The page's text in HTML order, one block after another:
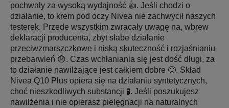
pochwały za wysoką wydajność 👍. Jeśli chodzi o
działanie, to krem pod oczy Nivea nie zachwycił naszych
testerek. Przede wszystkim zwracały uwagę na, wbrew
deklaracji producenta, zbyt słabe działanie
przeciwzmarszczkowe i niską skuteczność i rozjaśnianiu
przebarwień 😞. Czas wchłaniania się jest dość długi, za
to działanie nawilżające jest całkiem dobre 🙂. Skład
Nivea Q10 Plus opiera się na działaniu syntetycznych,
choć nieszkodliwych substancji 🧪. Jeśli poszukujesz
nawilżenia i nie opierasz pielęgnacji na naturalnych